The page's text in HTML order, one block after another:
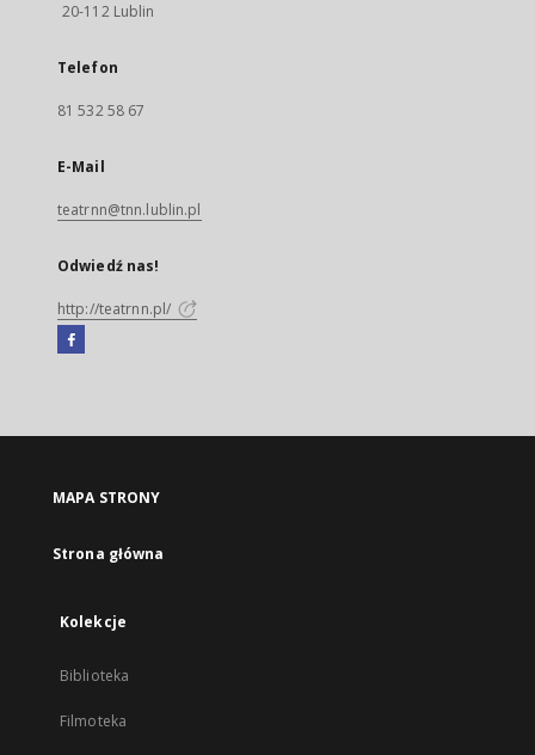
20-112 Lublin
Telefon
81 532 58 67
E-Mail
teatrnn@tnn.lublin.pl
Odwiedź nas!
http://teatrnn.pl/
Facebook
się
karcie
MAPA STRONY
Strona główna
Kolekcje
Biblioteka
Filmoteka